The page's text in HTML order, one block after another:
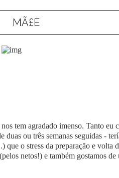
MÃ£E
tem agradado imenso. Tanto
ou três semanas seguidas -
que o stress da preparação e volta
netos!) e também gostamos de